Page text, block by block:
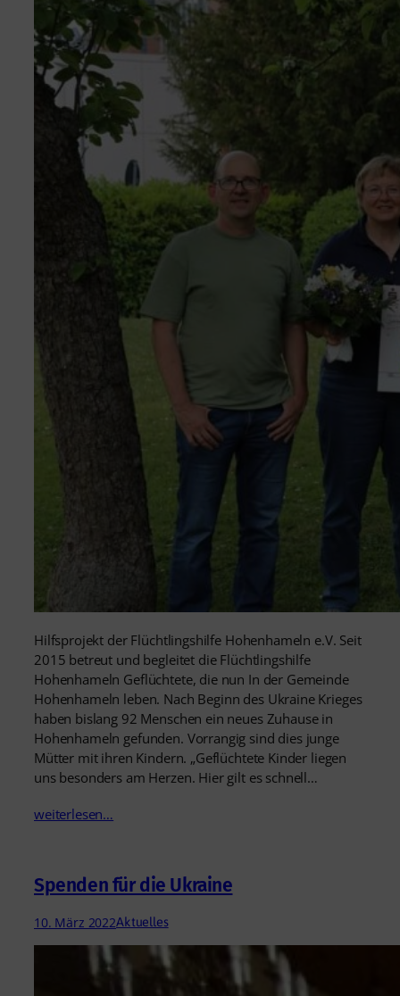
Hilfsprojekt der Flüchtlingshilfe Hohenhameln e.V. Seit
2015 betreut und begleitet die Flüchtlingshilfe
Hohenhameln Geflüchtete, die nun In der Gemeinde
Hohenhameln leben. Nach Beginn des Ukraine Krieges
haben bislang 92 Menschen ein neues Zuhause in
Hohenhameln gefunden. Vorrangig sind dies junge
Mütter mit ihren Kindern. „Geflüchtete Kinder liegen
uns besonders am Herzen. Hier gilt es schnell…
weiterlesen…
Spenden für die Ukraine
10. März 2022Aktuelles